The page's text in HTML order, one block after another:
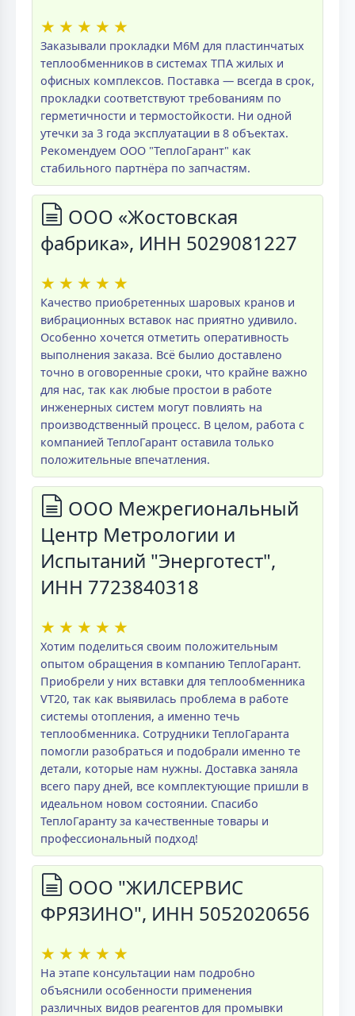
★ ★ ★ ★ ★
Заказывали прокладки M6M для пластинчатых
теплообменников в системах ТПА жилых и
офисных комплексов. Поставка — всегда в срок,
прокладки соответствуют требованиям по
герметичности и термостойкости. Ни одной
утечки за 3 года эксплуатации в 8 объектах.
Рекомендуем ООО "ТеплоГарант" как
стабильного партнёра по запчастям.
ООО «Жостовская
фабрика», ИНН 5029081227
★ ★ ★ ★ ★
Качество приобретенных шаровых кранов и
вибрационных вставок нас приятно удивило.
Особенно хочется отметить оперативность
выполнения заказа. Всё былио доставлено
точно в оговоренные сроки, что крайне важно
для нас, так как любые простои в работе
инженерных систем могут повлиять на
производственный процесс. В целом, работа с
компанией ТеплоГарант оставила только
положительные впечатления.
ООО Межрегиональный
Центр Метрологии и
Испытаний "Энерготест",
ИНН 7723840318
★ ★ ★ ★ ★
Хотим поделиться своим положительным
опытом обращения в компанию ТеплоГарант.
Приобрели у них вставки для теплообменника
VT20, так как выявилась проблема в работе
системы отопления, а именно течь
теплообменника. Сотрудники ТеплоГаранта
помогли разобраться и подобрали именно те
детали, которые нам нужны. Доставка заняла
всего пару дней, все комплектующие пришли в
идеальном новом состоянии. Спасибо
ТеплоГаранту за качественные товары и
профессиональный подход!
ООО "ЖИЛСЕРВИС
ФРЯЗИНО", ИНН 5052020656
★ ★ ★ ★ ★
На этапе консультации нам подробно
объяснили особенности применения
различных видов реагентов для промывки